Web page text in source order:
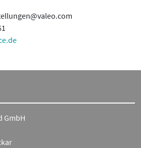
GmbH